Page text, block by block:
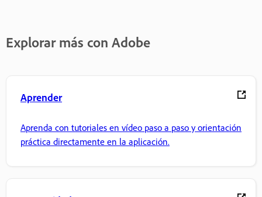
Explorar más con Adobe
Aprender
Aprenda con tutoriales en vídeo paso a paso y orientación
práctica directamente en la aplicación.